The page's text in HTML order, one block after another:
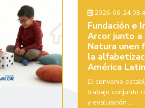
2026-06-24
Fundación e
Arcor junto
Natura unen
la
América
El convenio
trabajo conjunto
y evaluación ...